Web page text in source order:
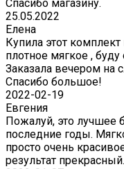
Спасибо магазину.
25.05.2022
Елена
Купила этот
плотное мягкое ,
Заказала вечером на
Спасибо большое!
2022-02-19
Евгения
Пожалуй, это лучшее
последние годы.
просто очень
результат